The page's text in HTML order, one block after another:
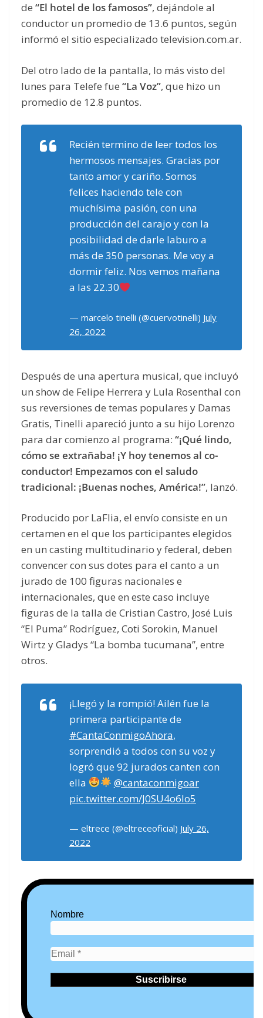
de “El hotel de los famosos”, dejándole al
conductor un promedio de 13.6 puntos, según
informó el sitio especializado television.com.ar.
Del otro lado de la pantalla, lo más visto del
lunes para Telefe fue “La Voz”, que hizo un
promedio de 12.8 puntos.
Recién termino de leer todos los
hermosos mensajes. Gracias por
tanto amor y cariño. Somos
felices haciendo tele con
muchísima pasión, con una
producción del carajo y con la
posibilidad de darle laburo a
más de 350 personas. Me voy a
dormir feliz. Nos vemos mañana
a las 22.30
— marcelo tinelli (@cuervotinelli) July
26, 2022
Después de una apertura musical, que incluyó
un show de Felipe Herrera y Lula Rosenthal con
sus reversiones de temas populares y Damas
Gratis, Tinelli apareció junto a su hijo Lorenzo
para dar comienzo al programa: “¡Qué lindo,
cómo se extrañaba! ¡Y hoy tenemos al co-
conductor! Empezamos con el saludo
tradicional: ¡Buenas noches, América!”, lanzó.
Producido por LaFlia, el envío consiste en un
certamen en el que los participantes elegidos
en un casting multitudinario y federal, deben
convencer con sus dotes para el canto a un
jurado de 100 figuras nacionales e
internacionales, que en este caso incluye
figuras de la talla de Cristian Castro, José Luis
“El Puma” Rodríguez, Coti Sorokin, Manuel
Wirtz y Gladys “La bomba tucumana”, entre
otros.
¡Llegó y la rompió! Ailén fue la
primera participante de
#CantaConmigoAhora,
sorprendió a todos con su voz y
logró que 92 jurados canten con
ella
@cantaconmigoar
pic.twitter.com/J0SU4o6lo5
— eltrece (@eltreceoficial) July 26,
2022
Nombre